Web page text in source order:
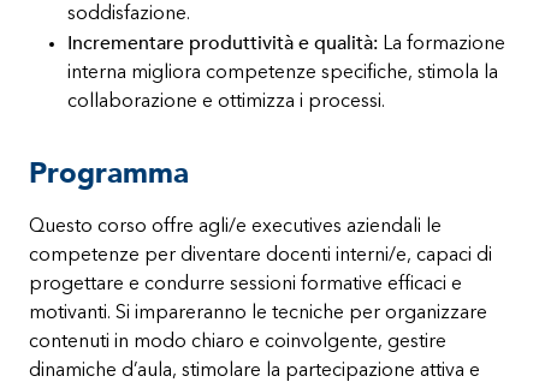
soddisfazione.
Incrementare produttività e qualità: La formazione
interna migliora competenze specifiche, stimola la
collaborazione e ottimizza i processi.
Programma
Questo corso offre agli/e executives aziendali le
competenze per diventare docenti interni/e, capaci di
progettare e condurre sessioni formative efficaci e
motivanti. Si impareranno le tecniche per organizzare
contenuti in modo chiaro e coinvolgente, gestire
dinamiche d’aula, stimolare la partecipazione attiva e